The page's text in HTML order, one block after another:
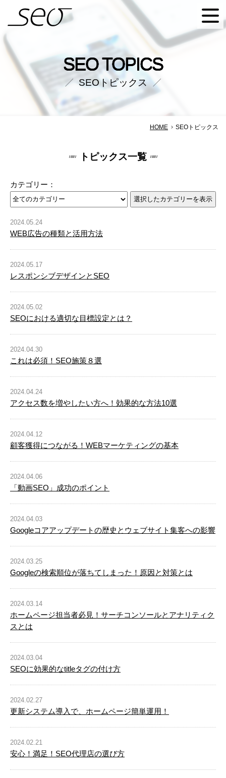
SEO TOPICS
SEOトピックス
HOME SEOトピックス
トピックス一覧
カテゴリー：
2024.05.24
WEB広告の種類と活用方法
2024.05.17
レスポンシブデザインとSEO
2024.05.02
SEOにおける適切な目標設定とは？
2024.04.30
これは必須！SEO施策８選
2024.04.24
アクセス数を増やしたい方へ！効果的な方法10選
2024.04.12
顧客獲得につながる！WEBマーケティングの基本
2024.04.06
「動画SEO」成功のポイント
2024.04.03
Googleコアアップデートの歴史とウェブサイト集客への影響
2024.03.25
Googleの検索順位が落ちてしまった！原因と対策とは
2024.03.14
ホームページ担当者必見！サーチコンソールとアナリティク
スとは
2024.03.04
SEOに効果的なtitleタグの付け方
2024.02.27
更新システム導入で、ホームページ簡単運用！
2024.02.21
安心！満足！SEO代理店の選び方